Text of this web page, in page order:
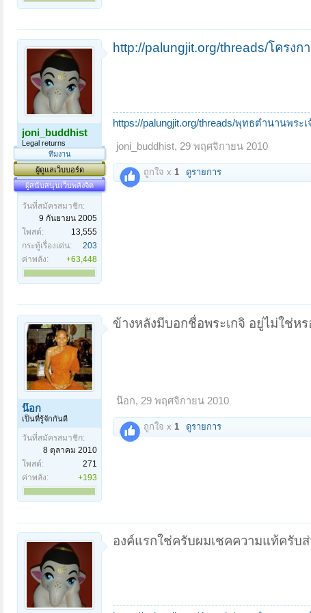
joni_buddhist
Legal returns
ทีมงาน
ผู้ดูแลเว็บบอร์ด
ผู้สนับสนุนเว็บพลังจิต
วันที่สมัครสมาชิก:
9 กันยายน 2005
โพสต์:
13,555
กระทู้เรื่องเด่น:
203
ค่าพลัง:
+63,448
http://palungjit.org/threads/โครง
https://palungjit.org/threads/พุทธตำนานพระ
joni_buddhist, 29 พฤศจิกายน 2010
ถูกใจ x 1 ดูรายการ
น๊อก
เป็นที่รู้จักกันดี
วันที่สมัครสมาชิก:
8 ตุลาคม 2010
โพสต์:
271
ค่าพลัง:
+193
ข้างหลังมีบอกชื่อพระเกจิ อยู่ไม่ใช่ห
น๊อก, 29 พฤศจิกายน 2010
ถูกใจ x 1 ดูรายการ
องค์แรกใช่ครับผมเชคความแท้ครั